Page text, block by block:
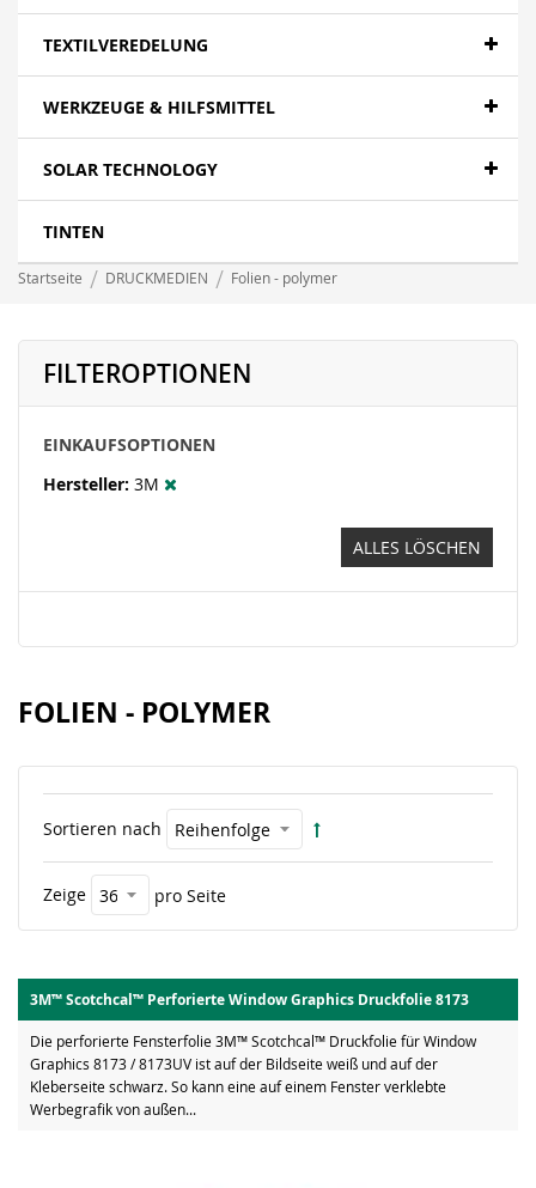
TEXTILVEREDELUNG
WERKZEUGE & HILFSMITTEL
SOLAR TECHNOLOGY
TINTEN
Startseite DRUCKMEDIEN Folien - polymer
FOLIEN - POLYMER
Sortieren nach
Zeige pro Seite
3M™ Scotchcal™ Perforierte Window Graphics Druckfolie 8173
Die perforierte Fensterfolie 3M™ Scotchcal™ Druckfolie für Window
Graphics 8173 / 8173UV ist auf der Bildseite weiß und auf der
Kleberseite schwarz. So kann eine auf einem Fenster verklebte
Werbegrafik von außen...
FILTEROPTIONEN
EINKAUFSOPTIONEN
Hersteller 3M
ALLES LÖSCHEN